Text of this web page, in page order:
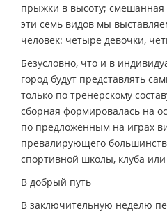
прыжки в высоту; смешанная
эти семь видов мы
человек: четыре девочки,
Безусловно, что и в
город будут представлять
только по тренерскому
сборная формировалась на
по предложенным на играх
превалирующего
спортивной школы, клуба
В добрый путь
В заключительную неделю